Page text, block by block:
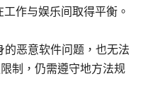
作与娱乐间取得平衡。
恶意软件问题，也无法
制，仍需遵守地方法规